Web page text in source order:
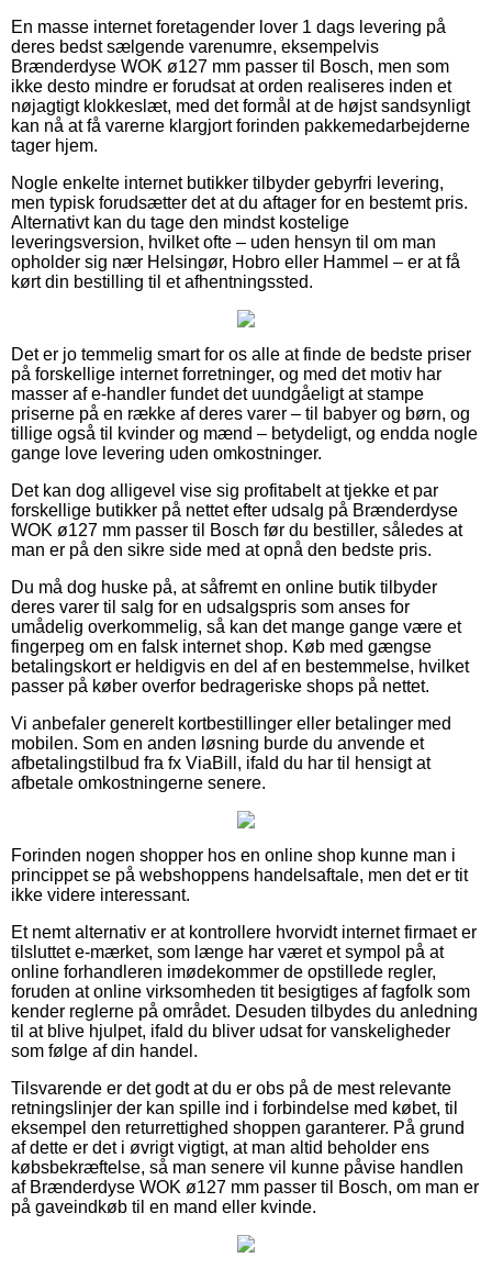
En masse internet foretagender lover 1 dags levering på
deres bedst sælgende varenumre, eksempelvis
Brænderdyse WOK ø127 mm passer til Bosch, men som
ikke desto mindre er forudsat at orden realiseres inden et
nøjagtigt klokkeslæt, med det formål at de højst sandsynligt
kan nå at få varerne klargjort forinden pakkemedarbejderne
tager hjem.
Nogle enkelte internet butikker tilbyder gebyrfri levering,
men typisk forudsætter det at du aftager for en bestemt pris.
Alternativt kan du tage den mindst kostelige
leveringsversion, hvilket ofte – uden hensyn til om man
opholder sig nær Helsingør, Hobro eller Hammel – er at få
kørt din bestilling til et afhentningssted.
Det er jo temmelig smart for os alle at finde de bedste priser
på forskellige internet forretninger, og med det motiv har
masser af e-handler fundet det uundgåeligt at stampe
priserne på en række af deres varer – til babyer og børn, og
tillige også til kvinder og mænd – betydeligt, og endda nogle
gange love levering uden omkostninger.
Det kan dog alligevel vise sig profitabelt at tjekke et par
forskellige butikker på nettet efter udsalg på Brænderdyse
WOK ø127 mm passer til Bosch før du bestiller, således at
man er på den sikre side med at opnå den bedste pris.
Du må dog huske på, at såfremt en online butik tilbyder
deres varer til salg for en udsalgspris som anses for
umådelig overkommelig, så kan det mange gange være et
fingerpeg om en falsk internet shop. Køb med gængse
betalingskort er heldigvis en del af en bestemmelse, hvilket
passer på køber overfor bedrageriske shops på nettet.
Vi anbefaler generelt kortbestillinger eller betalinger med
mobilen. Som en anden løsning burde du anvende et
afbetalingstilbud fra fx ViaBill, ifald du har til hensigt at
afbetale omkostningerne senere.
Forinden nogen shopper hos en online shop kunne man i
princippet se på webshoppens handelsaftale, men det er tit
ikke videre interessant.
Et nemt alternativ er at kontrollere hvorvidt internet firmaet er
tilsluttet e-mærket, som længe har været et sympol på at
online forhandleren imødekommer de opstillede regler,
foruden at online virksomheden tit besigtiges af fagfolk som
kender reglerne på området. Desuden tilbydes du anledning
til at blive hjulpet, ifald du bliver udsat for vanskeligheder
som følge af din handel.
Tilsvarende er det godt at du er obs på de mest relevante
retningslinjer der kan spille ind i forbindelse med købet, til
eksempel den returrettighed shoppen garanterer. På grund
af dette er det i øvrigt vigtigt, at man altid beholder ens
købsbekræftelse, så man senere vil kunne påvise handlen
af Brænderdyse WOK ø127 mm passer til Bosch, om man er
på gaveindkøb til en mand eller kvinde.